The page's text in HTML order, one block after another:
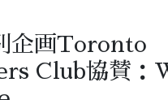
企画Toronto
Club協賛：